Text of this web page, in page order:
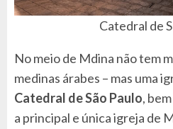
Catedral de
No meio de Mdina não tem
medinas árabes – mas uma
Catedral de São Paulo,
a principal e única igreja de